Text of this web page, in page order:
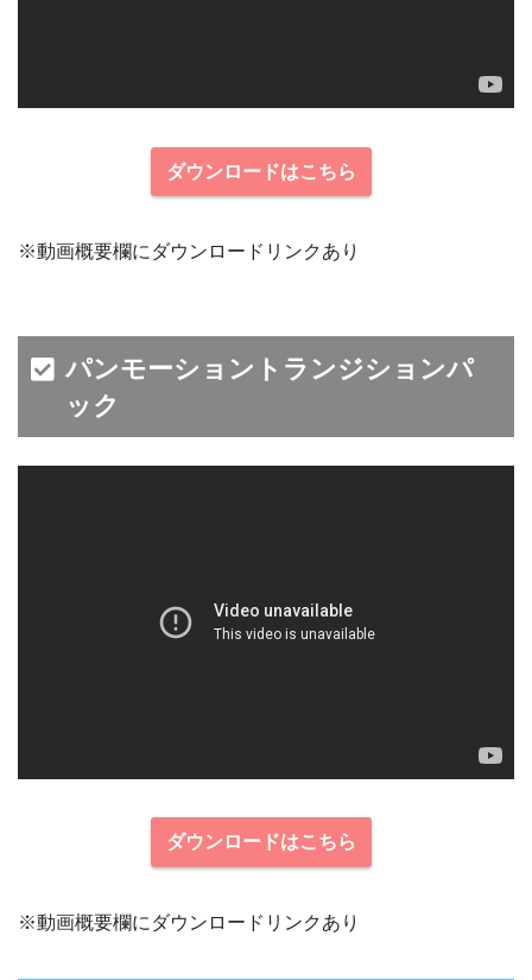
ダウンロードはこちら
※動画概要欄にダウンロードリンクあり
パンモーショントランジションパ
ック
ダウンロードはこちら
※動画概要欄にダウンロードリンクあり